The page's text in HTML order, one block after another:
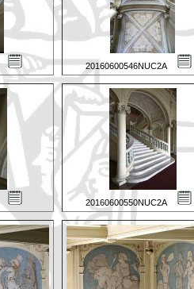
20160600546NUC2A
20160600550NUC2A